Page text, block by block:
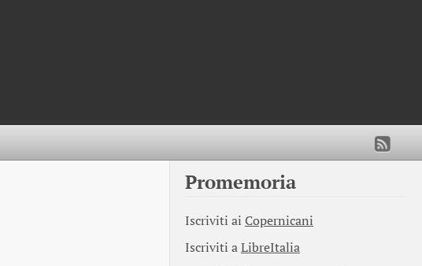
Promemoria
Iscriviti ai Copernicani
Iscriviti aLibreItalia